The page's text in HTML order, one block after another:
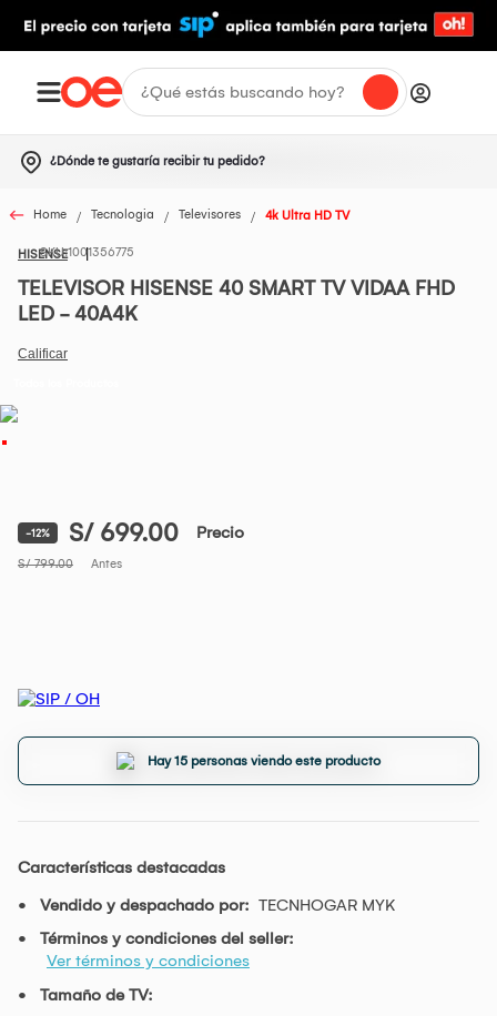
¿Dónde te gustaría recibir tu pedido?
Home Tecnologia Televisores 4k Ultra HD TV
HISENSE1001356775
TELEVISOR HISENSE 40 SMART TV VIDAA FHD
LED - 40A4K
-12% S/ 699.00 Precio
S/ 799.00 Antes
Hay 15 personas viendo este producto
Características destacadas
Vendido y despachado por: TECNHOGAR MYK
Términos y condiciones del seller:
Ver términos y condiciones
Tamaño de TV: